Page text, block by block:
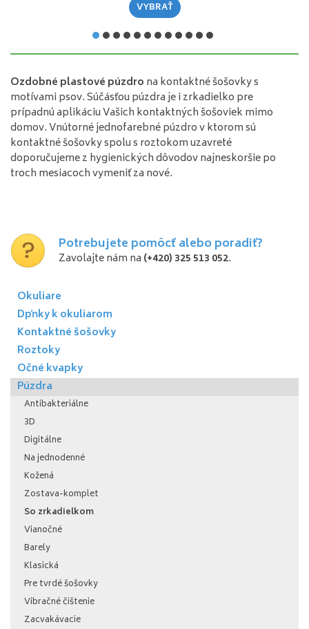
VYBRAŤ
Ozdobné plastové púzdro na kontaktné šošovky s
motívami psov. Súčásťou púzdra je i zrkadielko pre
prípadnú aplikáciu Vašich kontaktných šošoviek mimo
domov. Vnútorné jednofarebné púzdro v ktorom sú
kontaktné šošovky spolu s roztokom uzavreté
doporučujeme z hygienických dôvodov najneskoršie po
troch mesiacoch vymeniť za nové.
Potrebujete pomôcť alebo poradiť?
Zavolajte nám na (+420) 325 513 052.
Okuliare
Dpňky k okuliarom
Kontaktné šošovky
Roztoky
Očné kvapky
Púzdra
Antibakteriálne
3D
Digitálne
Na jednodenné
Kožená
Zostava-komplet
So zrkadielkom
Vianočné
Barely
Klasická
Pre tvrdé šošovky
Vibračné čištenie
Zacvakávacie